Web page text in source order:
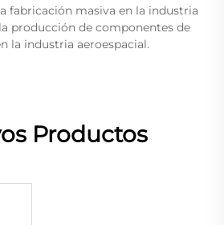
fabricación masiva en la industria
producción de componentes de
la industria aeroespacial.
Productos